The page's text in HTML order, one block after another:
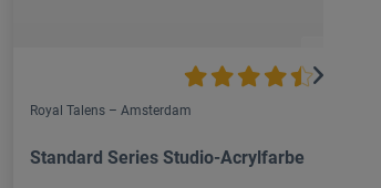
Royal Talens – Amsterdam
Standard Series Studio-Acrylfarbe